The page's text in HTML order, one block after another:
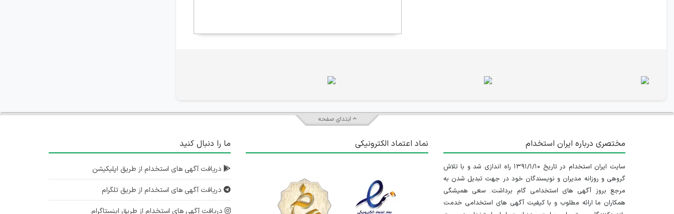
ابتدای صفحه
مختصری درباره ایران استخدام
سایت ایران استخدام در تاریخ ۱۳۹۱/۱/۱۰ راه اندازی شد و با تلاش
گروهی و روزانه مدیران و نویسندگان خود در جهت تبدیل شدن به
مرجع بروز آگهی های استخدامی گام برداشت. سعی همیشگی
همکاران ما ارائه مطلوب و با کیفیت آگهی های استخدامی خدمت
نماد اعتماد الکترونیکی ما را دنبال کنید
دریافت آگهی های استخدام از طریق اپلیکیشن
دریافت آگهی های استخدام از طریق تلگرام
دریافت آگهی های استخدام از طریق اینستاگرام